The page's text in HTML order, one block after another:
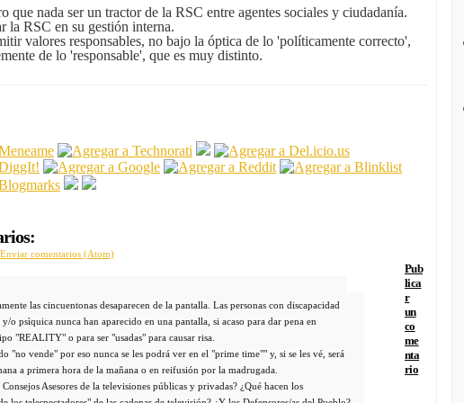
que nada ser un tractor de la RSC entre agentes sociales y ciudadanía.
la RSC en su gestión interna.
valores responsables, no bajo la óptica de lo 'políticamente correcto',
de lo 'responsable', que es muy distinto.
Enviar comentarios (Atom)
las cincuentonas desaparecen de la pantalla. Las personas con discapacidad
o psìquica nunca han aparecido en una pantalla, si acaso para dar pena en
"REALITY" o para ser "usadas" para causar risa.
"no vende" por eso nunca se les podrá ver en el "prime time"" y, si se les vé, será
a primera hora de la mañana o en reifusión por la madrugada.
Consejos Asesores de la televisiones públicas y privadas? ¿Qué hacen los
Pub
lica
r
un
co
me
nta
rio